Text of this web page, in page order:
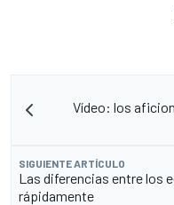
Vídeo: los
SIGUIENTE ARTÍCULO
Las diferencias entre los
rápidamente